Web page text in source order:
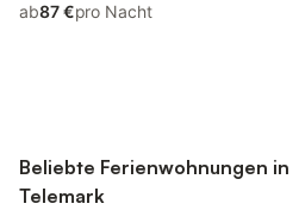
ab87 €pro Nacht
Beliebte Ferienwohnungen in
Telemark